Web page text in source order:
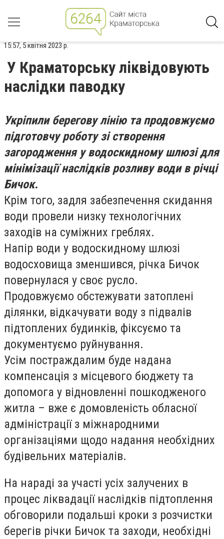
15:57, 5 квітня 2023 р.
У Краматорську ліквідовують
наслідки паводку
Укріпили берегову лінію та продовжуємо
підготовчу роботу зі створення
загородження у водоскидному шлюзі для
мінімізації наслідків розливу води в річці
Бичок.
Крім того, задля забезпечення скидання
води провели низку технологічних
заходів на суміжних греблях.
Напір води у водоскидному шлюзі
водосховища зменшився, річка Бичок
повернулася у своє русло.
Продовжуємо обстежувати затоплені
ділянки, відкачувати воду з підвалів
підтоплених будинків, фіксуємо та
документуємо руйнування.
Усім постраждалим буде надана
компенсація з місцевого бюджету та
допомога у відновленні пошкодженого
житла – вже є домовленість обласної
адміністрації з міжнародними
організаціями щодо надання необхідних
будівельних матеріалів.
На нараді за участі усіх залучених в
процес ліквадації наслідків підтоплення
обговорили подальші кроки з розчистки
берегів річки Бичок та заходи, необхідні